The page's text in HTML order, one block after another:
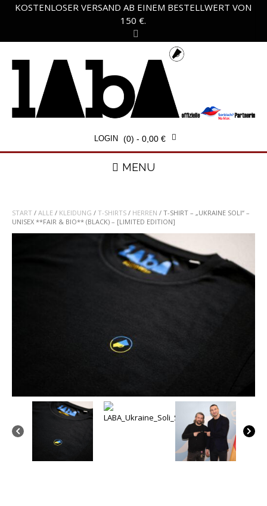
KOSTENLOSER VERSAND AB EINEM BESTELLWERT VON
150 €.
LOGIN (0) - 0,00 €
MENU
START / ALLE / KLEIDUNG / T-SHIRTS / HERREN / T-SHIRT – „UKRAINE SOLI“ –
UNISEX **FAIR & BIO** (BLACK) – [LIMITED EDITION]